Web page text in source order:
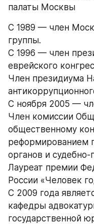
палаты Москвы
С 1989 — член
группы.
С 1996 — член
еврейского
Член президиума
С ноября 2005 —
Член комиссии
общественному
реформированием
органов и
Лауреат премии
России «Человек
C 2009 года
кафедры
государственной